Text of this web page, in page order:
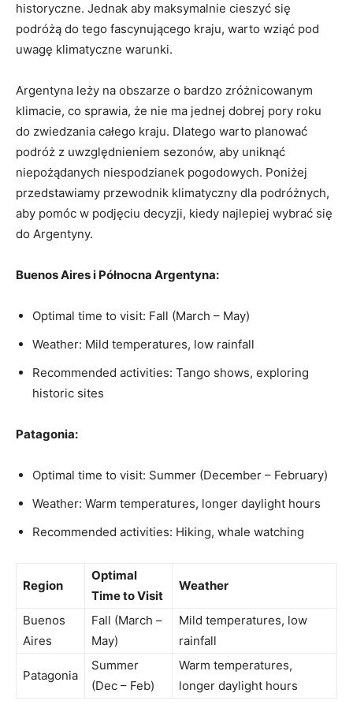
historyczne. Jednak aby maksymalnie cieszyć się
podróżą do tego fascynującego kraju,‍ warto wziąć pod
uwagę klimatyczne warunki.
Argentyna ​leży na⁤ obszarze o bardzo zróżnicowanym
klimacie, ⁢co ‍sprawia, że nie ma jednej dobrej ⁢pory roku
do zwiedzania całego ⁢kraju. Dlatego warto planować
podróż z uwzględnieniem sezonów, aby uniknąć
niepożądanych niespodzianek pogodowych. Poniżej
przedstawiamy przewodnik klimatyczny dla podróżnych,
aby pomóc w podjęciu decyzji, kiedy najlepiej wybrać​ się
do Argentyny.
Buenos Aires i‌ Północna Argentyna:
Optimal⁢ time to visit: Fall (March – May)
Weather: Mild ⁤temperatures, low rainfall
Recommended activities: Tango shows, exploring⁢
historic sites
Patagonia:
Optimal time to visit: Summer (December – ⁣February)
Weather: Warm temperatures, longer daylight hours
Recommended activities: Hiking, whale watching
Region
Optimal
Time to‌ Visit
Weather
Buenos
Aires
Fall (March –
May)
Mild temperatures, low
rainfall
Patagonia
Summer
(Dec – Feb)
Warm temperatures,
longer ‌daylight ‌hours